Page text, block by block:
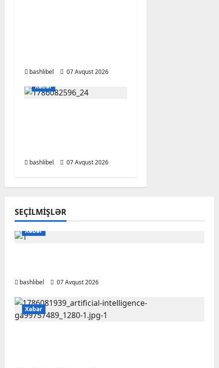
bashlibel
07 Avqust 2026
Xəbər
bashlibel 07 Avqust 2026
SEÇILMIŞLƏR
Xəbər
bashlibel 07 Avqust 2026
Xəbər